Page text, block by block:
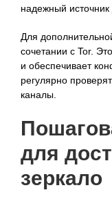
надежный
Для
сочетании с Tor.
и обеспечивает
регулярно
каналы.
для
зеркало